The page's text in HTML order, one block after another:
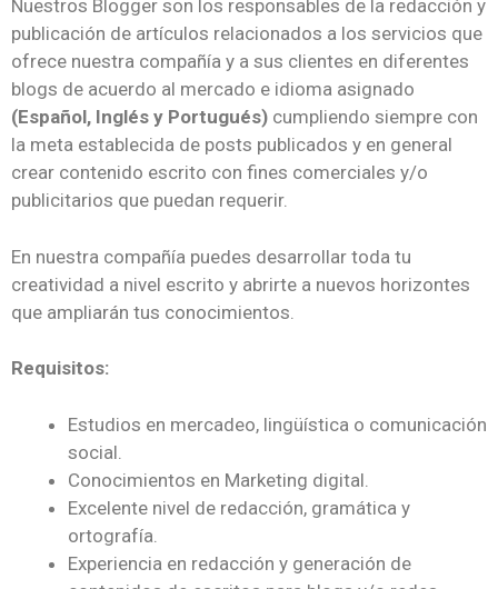
Nuestros Blogger son los responsables de la redacción y
publicación de artículos relacionados a los servicios que
ofrece nuestra compañía y a sus clientes en diferentes
blogs de acuerdo al mercado e idioma asignado
(Español, Inglés y Portugués) cumpliendo siempre con
la meta establecida de posts publicados y en general
crear contenido escrito con fines comerciales y/o
publicitarios que puedan requerir.
En nuestra compañía puedes desarrollar toda tu
creatividad a nivel escrito y abrirte a nuevos horizontes
que ampliarán tus conocimientos.
Requisitos:
Estudios en mercadeo, lingüística o comunicación
social.
Conocimientos en Marketing digital.
Excelente nivel de redacción, gramática y
ortografía.
Experiencia en redacción y generación de